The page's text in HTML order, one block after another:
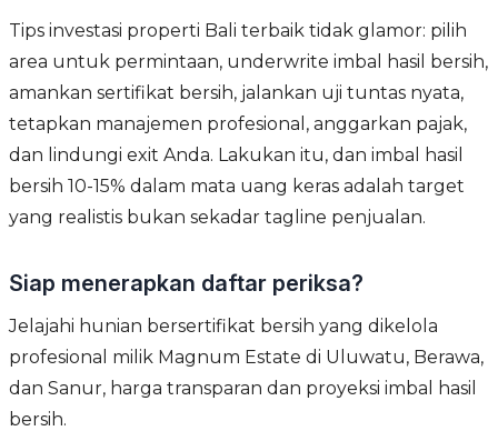
Tips investasi properti Bali terbaik tidak glamor: pilih
area untuk permintaan, underwrite imbal hasil bersih,
amankan sertifikat bersih, jalankan uji tuntas nyata,
tetapkan manajemen profesional, anggarkan pajak,
dan lindungi exit Anda. Lakukan itu, dan imbal hasil
bersih 10-15% dalam mata uang keras adalah target
yang realistis bukan sekadar tagline penjualan.
Siap menerapkan daftar periksa?
Jelajahi hunian bersertifikat bersih yang dikelola
profesional milik Magnum Estate di Uluwatu, Berawa,
dan Sanur, harga transparan dan proyeksi imbal hasil
bersih.